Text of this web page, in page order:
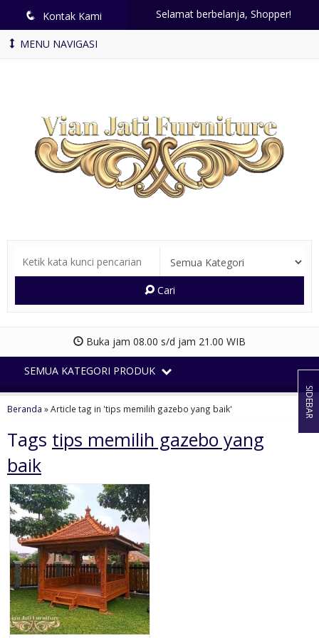
q Kontak Kami Selamat berbelanja, Shopper!
MENU NAVIGASI
Cari
Buka jam 08.00 s/d jam 21.00 WIB
SEMUA KATEGORI PRODUK
Beranda »Article tag in 'tips memilih gazebo yang baik'
Tags tips memilih gazebo yang
baik
SIDEBAR